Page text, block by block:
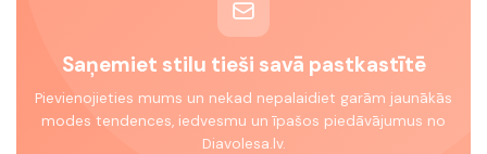
Saņemiet stilu tieši savā pastkastītē
Pievienojieties mums un nekad nepalaidiet garām jaunākās
modes tendences, iedvesmu un īpašos piedāvājumus no
Diavolesa.lv.